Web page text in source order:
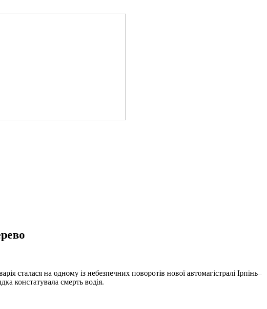
сталася на одному із небезпечних поворотів нової автомагістралі Ірпінь–
констатувала смерть водія.